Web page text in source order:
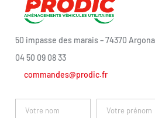
50 impasse des marais – 74370
04 50 09 08 33
commandes@prodic.fr